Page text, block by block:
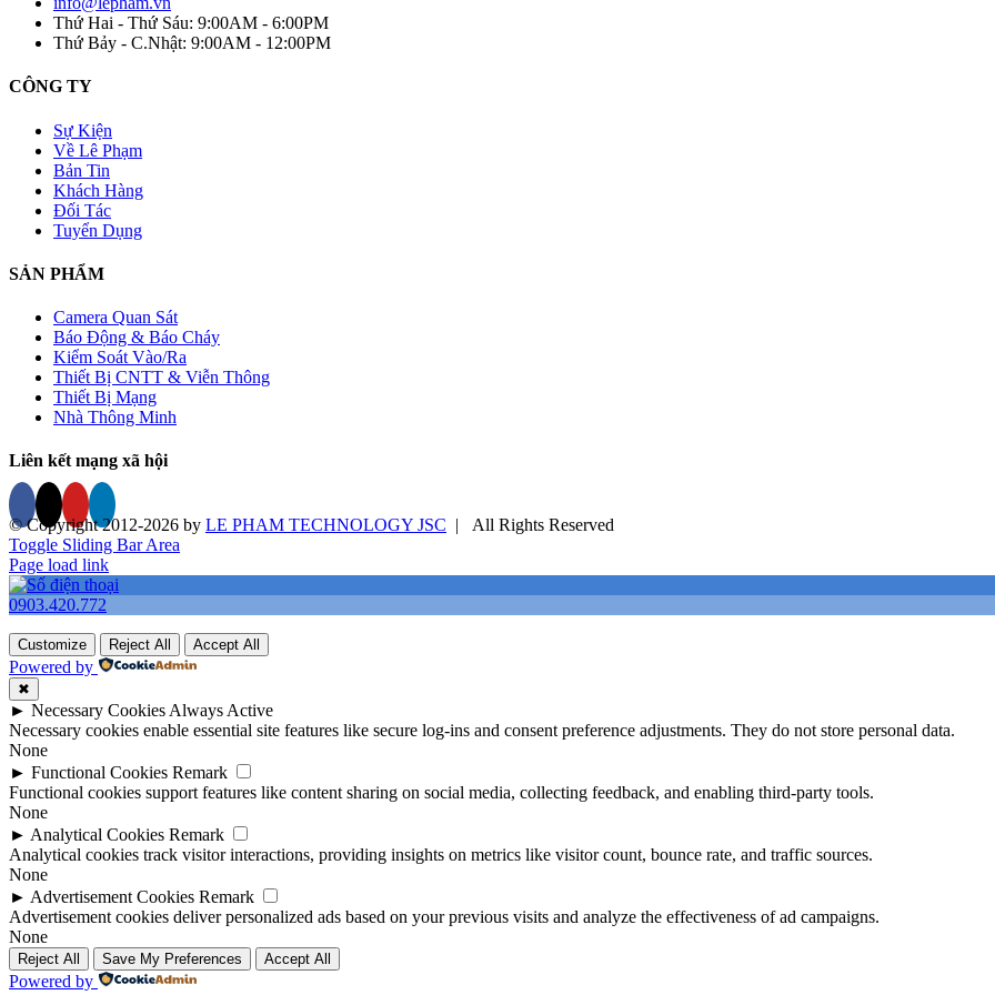
Thứ Hai - Thứ Sáu: 9:00AM - 6:00PM
Thứ Bảy - C.Nhật: 9:00AM - 12:00PM
CÔNG TY
Sự Kiện
Về Lê Phạm
Bản Tin
Khách Hàng
Đối Tác
Tuyển Dụng
SẢN PHẨM
Camera Quan Sát
Báo Động & Báo Cháy
Kiểm Soát Vào/Ra
Thiết Bị CNTT & Viễn Thông
Thiết Bị Mạng
Nhà Thông Minh
Liên kết mạng xã hội
© Copyright 2012-2026 by LE PHAM TECHNOLOGY JSC | All Rights Reserved
Toggle Sliding Bar Area
Page load link
0903.420.772
Customize Reject All Accept All
Powered by
✖
► Necessary Cookies Always Active
Necessary cookies enable essential site features like secure log-ins and consent preference adjustments. They do not store personal data.
None
► Functional Cookies Remark
Functional cookies support features like content sharing on social media, collecting feedback, and enabling third-party tools.
None
► Analytical Cookies Remark
Analytical cookies track visitor interactions, providing insights on metrics like visitor count, bounce rate, and traffic sources.
None
► Advertisement Cookies Remark
Advertisement cookies deliver personalized ads based on your previous visits and analyze the effectiveness of ad campaigns.
None
Reject All Save My Preferences Accept All
Powered by